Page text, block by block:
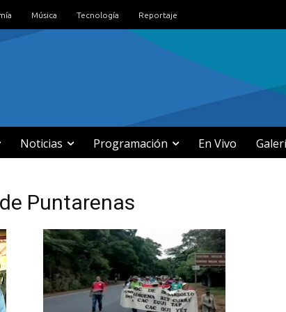
Música Tecnología Reportaje
Noticias Programación En Vivo
Puntarenas